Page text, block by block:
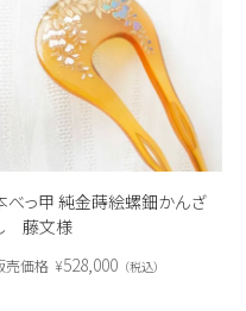
べっ甲 純金蒔絵螺鈿かんざ
藤文様
売価格 ¥528,000 税込